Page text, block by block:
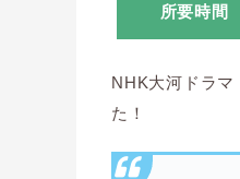
所要時間
NHK大河ドラ
た！